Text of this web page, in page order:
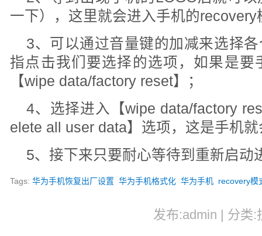
一下），这里就会进入手机的recovery
3、可以通过音量键的加减来选择
指点击我们要选择的选项，如果是要
【wipe data/factory reset】；
4、选择进入【wipe data/factory
elete all user data】选项，这是手机
5、接下来只要耐心等待到重新启动
Tags:华为手机恢复出厂设置 华为手机格式化 华为手机 recovery模
发布:admin | 分类